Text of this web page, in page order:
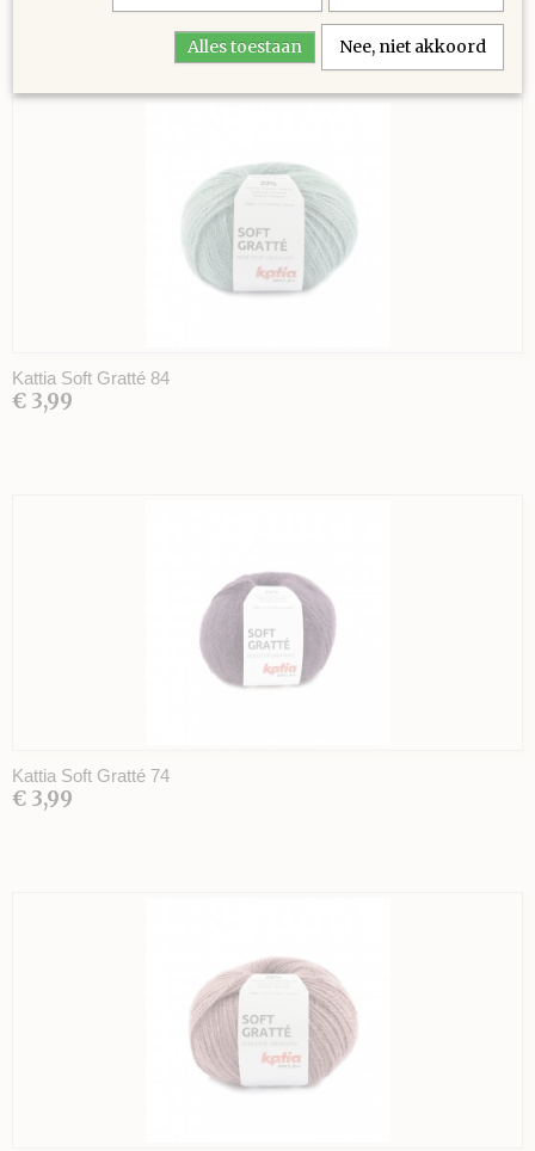
Kattia Soft Gratté 84
€ 3,99
Kattia Soft Gratté 74
€ 3,99
Alles toestaan Nee, niet akkoord